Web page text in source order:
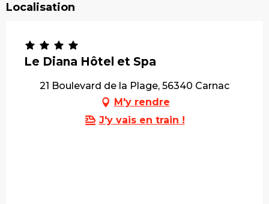
Localisation
Le Diana Hôtel et Spa
21 Boulevard de la Plage, 56340 Carnac
M'y rendre
J'y vais en train !